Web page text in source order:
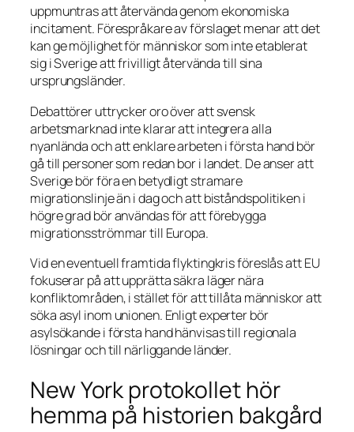
uppmuntras att återvända genom ekonomiska
incitament. Förespråkare av förslaget menar att det
kan ge möjlighet för människor som inte etablerat
sig i Sverige att frivilligt återvända till sina
ursprungsländer.
Debattörer uttrycker oro över att svensk
arbetsmarknad inte klarar att integrera alla
nyanlända och att enklare arbeten i första hand bör
gå till personer som redan bor i landet. De anser att
Sverige bör föra en betydligt stramare
migrationslinje än i dag och att biståndspolitiken i
högre grad bör användas för att förebygga
migrationsströmmar till Europa.
Vid en eventuell framtida flyktingkris föreslås att EU
fokuserar på att upprätta säkra läger nära
konfliktområden, i stället för att tillåta människor att
söka asyl inom unionen. Enligt experter bör
asylsökande i första hand hänvisas till regionala
lösningar och till närliggande länder.
New York protokollet hör
hemma på historien bakgård